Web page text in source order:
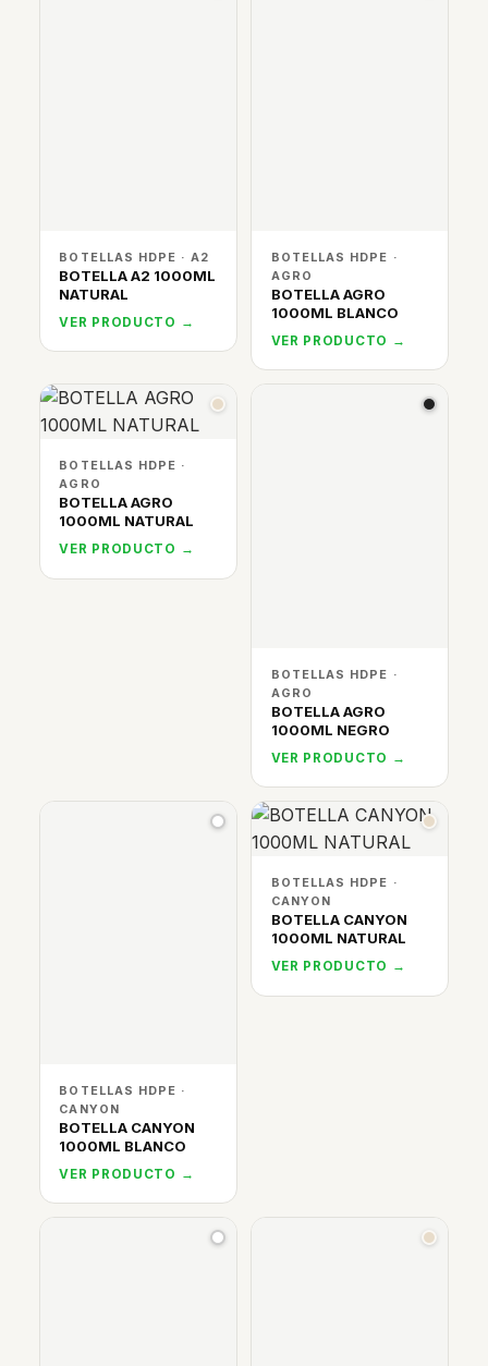
BOTELLAS HDPE · A2
BOTELLA A2 1000ML
NATURAL
VER PRODUCTO →
BOTELLAS HDPE ·
AGRO
BOTELLA AGRO
1000ML BLANCO
VER PRODUCTO →
BOTELLAS HDPE ·
AGRO
BOTELLA AGRO
1000ML NATURAL
VER PRODUCTO →
BOTELLAS HDPE ·
AGRO
BOTELLA AGRO
1000ML NEGRO
VER PRODUCTO →
BOTELLAS HDPE ·
CANYON
BOTELLA CANYON
1000ML BLANCO
VER PRODUCTO →
BOTELLAS HDPE ·
CANYON
BOTELLA CANYON
1000ML NATURAL
VER PRODUCTO →